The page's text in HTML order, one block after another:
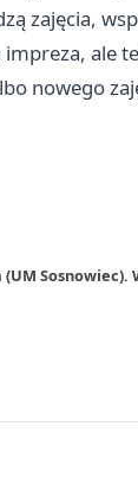
zajęcia,
ale
nowego
Sosnowiec).